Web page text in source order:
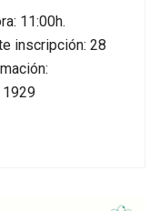
11:00h.
inscripción: 28
1929